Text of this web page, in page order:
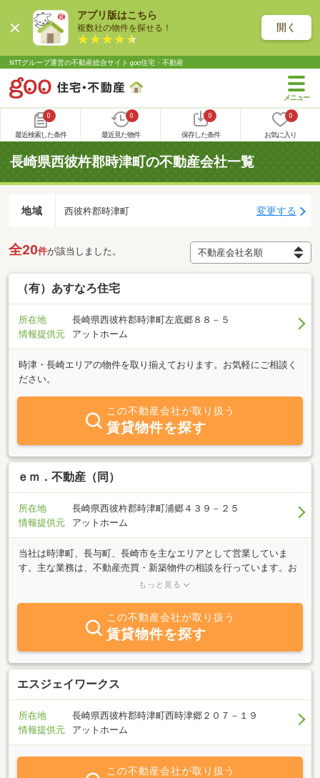
アプリ版はこちら
複数社の物件を探せる！ 開く
NTTグループ運営の不動産総合サイト goo住宅・不動産
0
最近検索した条件
0
最近見た物件
0
保存した条件
0
お気に入り
長崎県西彼杵郡時津町の不動産会社一覧
地域 西彼杵郡時津町 変更する
全20件が該当しました。
（有）あすなろ住宅
所在地
長崎県西彼杵郡時津町左底郷８８－５
情報提供元
アットホーム
時津・長崎エリアの物件を取り揃えております。お気軽にご相談く
ださい。
この不動産会社が取り扱う
賃貸物件を探す
ｅｍ．不動産（同）
所在地
長崎県西彼杵郡時津町浦郷４３９－２５
情報提供元
アットホーム
当社は時津町、長与町、長崎市を主なエリアとして営業していま
す。主な業務は、不動産売買・新築物件の相談を行っています。お
忙しい、営業時間に行けないそんなお客様には、ＺＯＯＭなどのリ
応致します。メールやお電話でもお問い合せください。
もっと見る
この不動産会社が取り扱う
賃貸物件を探す
エスジェイワークス
所在地
長崎県西彼杵郡時津町西時津郷２０７－１９
情報提供元
アットホーム
この不動産会社が取り扱う